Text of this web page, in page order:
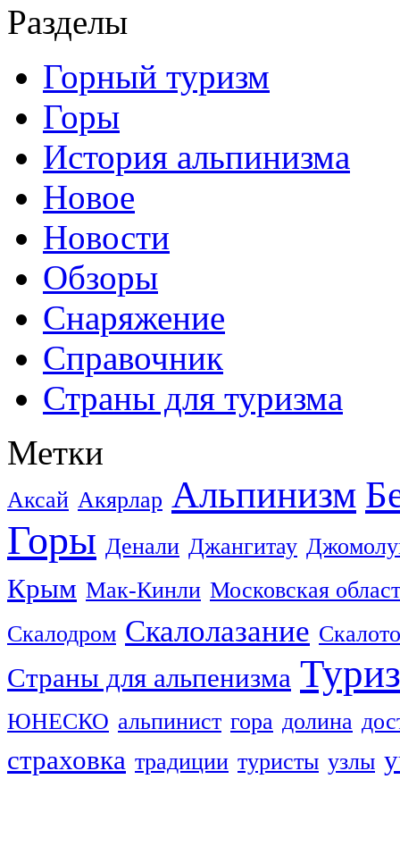
Разделы
Горный туризм
Горы
История альпинизма
Новое
Новости
Обзоры
Снаряжение
Справочник
Страны для туризма
Метки
Аксай Акярлар Альпинизм
Горы Денали Джангитау
Крым Мак-Кинли Московская
Скалодром Скалолазание
Страны для альпенизма
ЮНЕСКО альпинист гора долина
страховка традиции туристы узлы